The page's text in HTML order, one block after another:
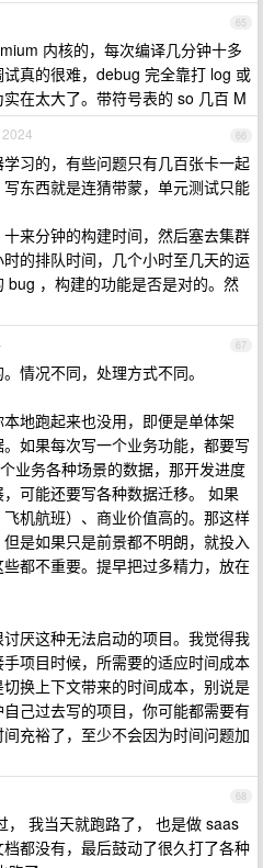
65
内核的，每次编译几分钟十多
真的很难，debug 完全靠打 log 或
在太大了。带符号表的 so 几百 M
66
习的，有些问题只有几百张卡一起
东西就是连猜带蒙，单元测试只能
来分钟的构建时间，然后塞去集群
的排队时间，几个小时至几天的运
bug ，构建的功能是否是对的。然
67
情况不同，处理方式不同。
地跑起来也没用，即便是单体架
如果每次写一个业务功能，都要写
业务各种场景的数据，那开发进度
可能还要写各种数据迁移。 如果
机航班）、商业价值高的。那这样
是如果只是前景都不明朗，就投入
都不重要。提早把过多精力，放在
厌这种无法启动的项目。我觉得我
项目时候，所需要的适应时间成本
换上下文带来的时间成本，别说是
己过去写的项目，你可能都需要有
充裕了，至少不会因为时间问题加
68
， 我当天就跑路了， 也是做 saas
都没有，最后鼓动了很久打了各种